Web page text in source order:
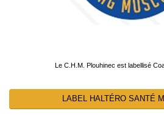
Le C.H.M. Plouhinec est labellisé
LABEL HALTÉRO SANTÉ